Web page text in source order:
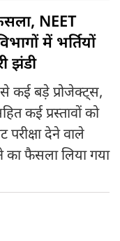
NEET
में भर्तियों
झंडी
कई बड़े प्रोजेक्ट्स,
कई प्रस्तावों को
परीक्षा देने वाले
का फैसला लिया गया